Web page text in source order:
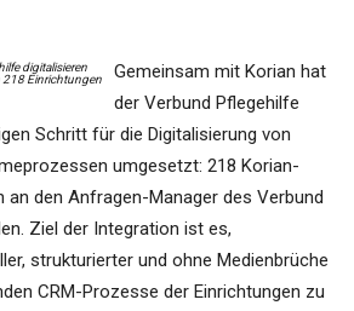
Gemeinsam mit Korian hat
der Verbund Pflegehilfe
Schritt für die Digitalisierung von
umgesetzt: 218 Korian-
an den Anfragen-Manager des Verbund
Ziel der Integration ist es,
strukturierter und ohne Medienbrüche
CRM-Prozesse der Einrichtungen zu